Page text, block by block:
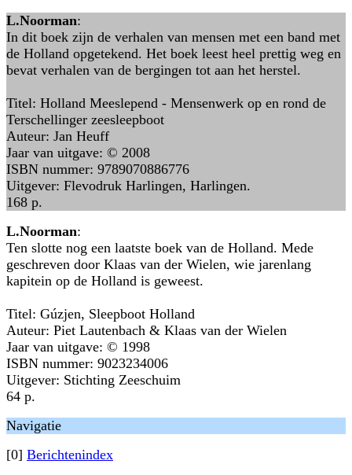
L.Noorman:
In dit boek zijn de verhalen van mensen met een band met
de Holland opgetekend. Het boek leest heel prettig weg en
bevat verhalen van de bergingen tot aan het herstel.
Titel: Holland Meeslepend - Mensenwerk op en rond de
Terschellinger zeesleepboot
Auteur: Jan Heuff
Jaar van uitgave: © 2008
ISBN nummer: 9789070886776
Uitgever: Flevodruk Harlingen, Harlingen.
168 p.
L.Noorman:
Ten slotte nog een laatste boek van de Holland. Mede
geschreven door Klaas van der Wielen, wie jarenlang
kapitein op de Holland is geweest.
Titel: Gúzjen, Sleepboot Holland
Auteur: Piet Lautenbach & Klaas van der Wielen
Jaar van uitgave: © 1998
ISBN nummer: 9023234006
Uitgever: Stichting Zeeschuim
64 p.
Navigatie
[0] Berichtenindex